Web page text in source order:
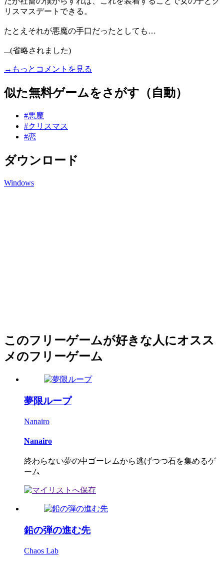
リスマスデートできる。
たとえそれが悪魔の手口だったとしても…
...(省略されました)
→もっとコメントを見る
似た無料ゲームをさがす（自動）
#悪魔
#クリスマス
#恋
ダウンロード
Windows
このフリーゲームが好きな人にオスス
メのフリーゲーム
夢限ループ
Nanairo
Nanairo
終わらない夢の中ゴーレムから逃げつつ石を集めるゲ
ーム
鉛の弾の進む先
Chaos Lab